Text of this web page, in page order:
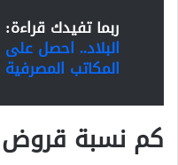
ربما تفيدك قراءة:
البلاد.. احصل
المكاتب المصرفية
كم نسبة قروض